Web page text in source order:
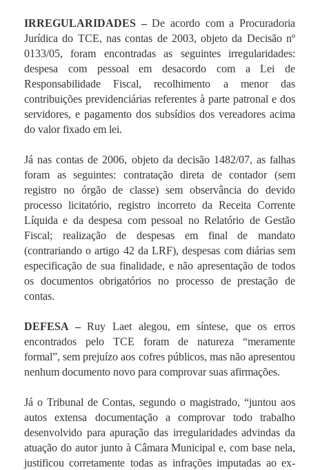
IRREGULARIDADES –De acordo com a Procuradoria
Jurídica do TCE, nas contas de 2003, objeto da Decisão nº
0133/05, foram encontradas as seguintes irregularidades:
despesa com pessoal em desacordo com a Lei de
Responsabilidade Fiscal, recolhimento a menor das
contribuições previdenciárias referentes à parte patronal e dos
servidores, e pagamento dos subsídios dos vereadores acima
do valor fixado em lei.
Já nas contas de 2006, objeto da decisão 1482/07, as falhas
foram as seguintes: contratação direta de contador (sem
registro no órgão de classe) sem observância do devido
processo licitatório, registro incorreto da Receita Corrente
Líquida e da despesa com pessoal no Relatório de Gestão
Fiscal; realização de despesas em final de mandato
(contrariando o artigo 42 da LRF), despesas com diárias sem
especificação de sua finalidade, e não apresentação de todos
os documentos obrigatórios no processo de prestação de
contas.
DEFESA –Ruy Laet alegou, em síntese, que os erros
encontrados pelo TCE foram de natureza “meramente
formal”, sem prejuízo aos cofres públicos, mas não apresentou
nenhum documento novo para comprovar suas afirmações.
Já o Tribunal de Contas, segundo o magistrado, “juntou aos
autos extensa documentação a comprovar todo trabalho
desenvolvido para apuração das irregularidades advindas da
atuação do autor junto à Câmara Municipal e, com base nela,
justificou corretamente todas as infrações imputadas ao ex-